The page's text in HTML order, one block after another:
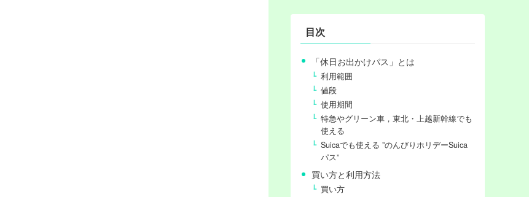
目次
「休日お出かけパス」とは
利用範囲
値段
使用期間
特急やグリーン車，東北・上越新幹線でも
使える
Suicaでも使える ”のんびりホリデーSuica
パス”
買い方と利用方法
買い方